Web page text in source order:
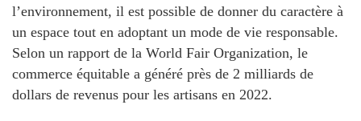
l’environnement, il est possible de donner du caractère à
un espace tout en adoptant un mode de vie responsable.
Selon un rapport de la World Fair Organization, le
commerce équitable a généré près de 2 milliards de
dollars de revenus pour les artisans en 2022.